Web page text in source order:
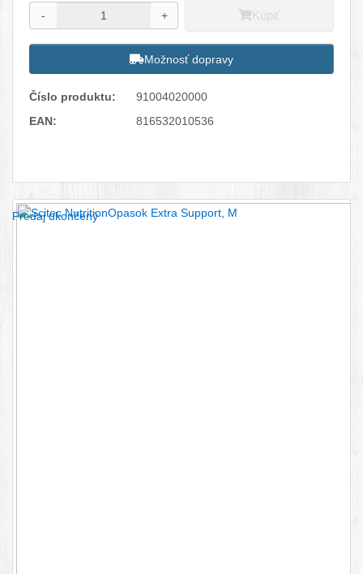
- + Kúpiť
Možnosť dopravy
Číslo produktu:
91004020000
EAN:
816532010536
Predaj ukončený